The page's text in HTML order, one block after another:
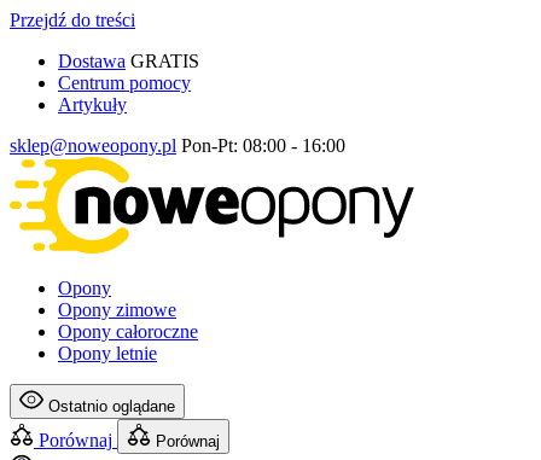
Przejdź do treści
Dostawa GRATIS
Centrum pomocy
Artykuły
sklep@noweopony.pl Pon-Pt: 08:00 - 16:00
Opony
Opony zimowe
Opony całoroczne
Opony letnie
Ostatnio oglądane
Porównaj Porównaj